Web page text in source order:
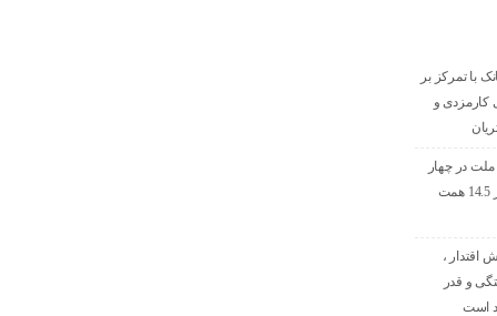
با تمرکز بر
کارمزدی و
ملت در چهار
ماه نخست امسال از 14.5 همت
اقتدار ،
و قدر
است